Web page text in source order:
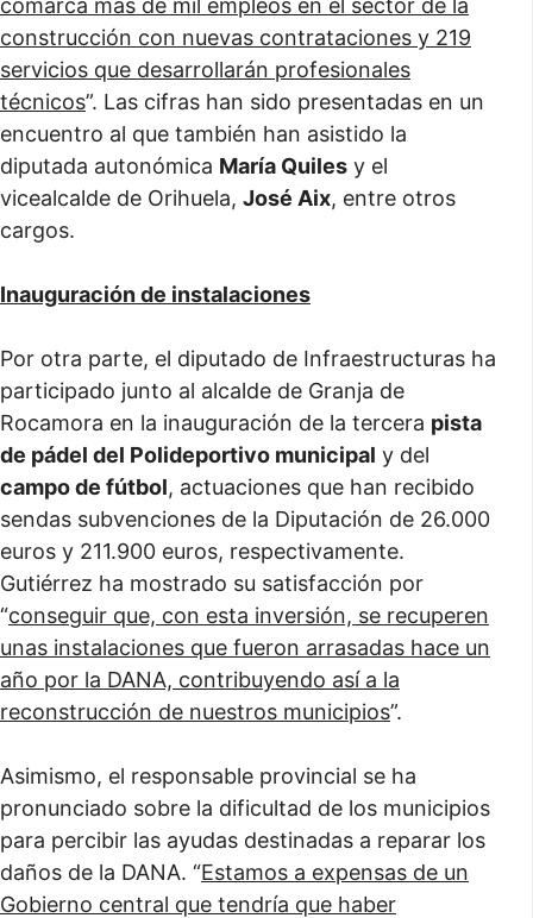
comarca más de mil empleos en el sector de la
construcción con nuevas contrataciones y 219
servicios que desarrollarán profesionales
técnicos”. Las cifras han sido presentadas en un
encuentro al que también han asistido la
diputada autonómica María Quiles y el
vicealcalde de Orihuela, José Aix, entre otros
cargos.
Inauguración de instalaciones
Por otra parte, el diputado de Infraestructuras ha
participado junto al alcalde de Granja de
Rocamora en la inauguración de la tercera pista
de pádel del Polideportivo municipal y del
campo de fútbol, actuaciones que han recibido
sendas subvenciones de la Diputación de 26.000
euros y 211.900 euros, respectivamente.
Gutiérrez ha mostrado su satisfacción por
“conseguir que, con esta inversión, se recuperen
unas instalaciones que fueron arrasadas hace un
año por la DANA, contribuyendo así a la
reconstrucción de nuestros municipios”.
Asimismo, el responsable provincial se ha
pronunciado sobre la dificultad de los municipios
para percibir las ayudas destinadas a reparar los
daños de la DANA. “Estamos a expensas de un
Gobierno central que tendría que haber